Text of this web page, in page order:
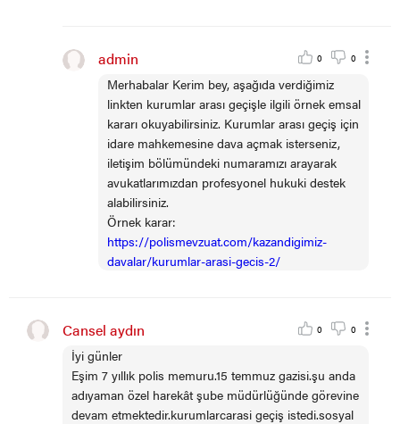
admin 0 0
Merhabalar Kerim bey, aşağıda verdiğimiz
linkten kurumlar arası geçişle ilgili örnek emsal
kararı okuyabilirsiniz. Kurumlar arası geçiş için
idare mahkemesine dava açmak isterseniz,
iletişim bölümündeki numaramızı arayarak
avukatlarımızdan profesyonel hukuki destek
alabilirsiniz.
Örnek karar:
https://polismevzuat.com/kazandigimiz-
davalar/kurumlar-arasi-gecis-2/
Cansel aydın 0 0
İyi günler
Eşim 7 yıllık polis memuru.15 temmuz gazisi.şu anda
adıyaman özel harekât şube müdürlüğünde görevine
devam etmektedir.kurumlarcarasi geçiş istedi.sosyal